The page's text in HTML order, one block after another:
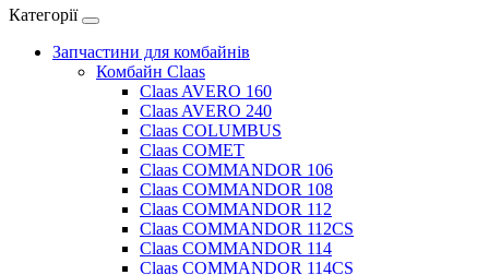
Категорії
Запчастини для комбайнів
Комбайн Claas
Claas AVERO 160
Claas AVERO 240
Claas COLUMBUS
Claas COMET
Claas COMMANDOR 106
Claas COMMANDOR 108
Claas COMMANDOR 112
Claas COMMANDOR 112CS
Claas COMMANDOR 114
Claas COMMANDOR 114CS